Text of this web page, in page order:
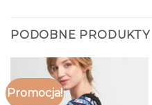
PODOBNE PRODUKTY
Promocja!